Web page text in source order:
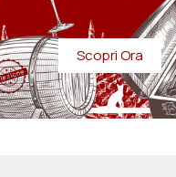
Scopri Ora